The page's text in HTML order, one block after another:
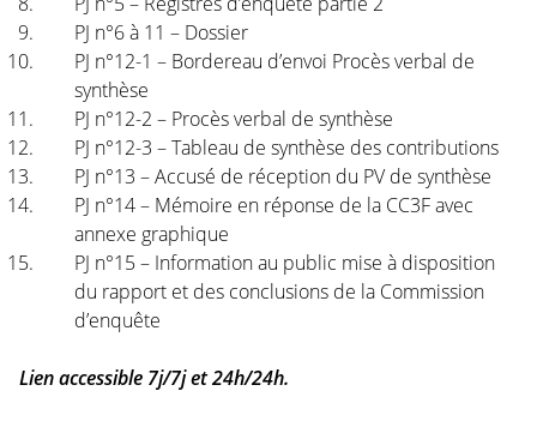
PJ n°6 à 11 – Dossier
PJ n°12-1 – Bordereau d’envoi Procès verbal de
synthèse
PJ n°12-2 – Procès verbal de synthèse
PJ n°12-3 – Tableau de synthèse des contributions
PJ n°13 – Accusé de réception du PV de synthèse
PJ n°14 – Mémoire en réponse de la CC3F avec
annexe graphique
PJ n°15 – Information au public mise à disposition
du rapport et des conclusions de la Commission
d’enquête
Lien accessible 7j/7j et 24h/24h.